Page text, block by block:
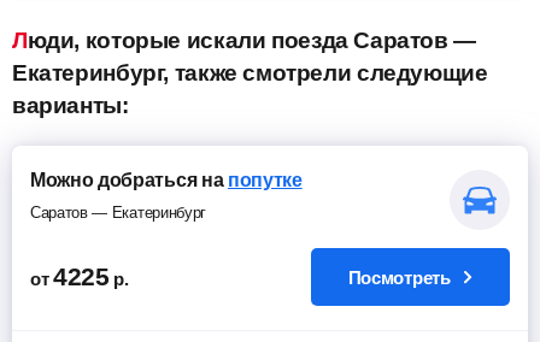
Люди, которые искали поезда Саратов —
Екатеринбург, также смотрели следующие
варианты:
Можно добраться на попутке
Саратов — Екатеринбург
от4225 р. Посмотреть